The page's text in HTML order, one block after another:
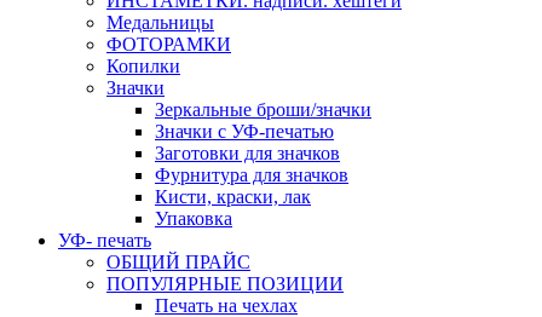
Медальницы
ФОТОРАМКИ
Копилки
Значки
Зеркальные броши/значки
Значки с УФ-печатью
Заготовки для значков
Фурнитура для значков
Кисти, краски, лак
Упаковка
УФ- печать
ОБЩИЙ ПРАЙС
ПОПУЛЯРНЫЕ ПОЗИЦИИ
Печать на чехлах